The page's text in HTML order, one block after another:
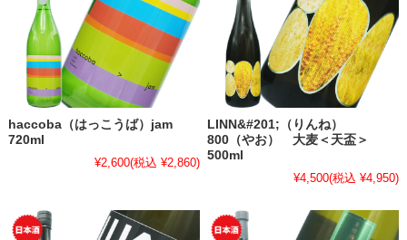
haccoba（はっこうば）jam
720ml
¥2,600(税込 ¥2,860)
LINN&#201;（りんね）
800（やお） 大麦＜天盃＞
500ml
¥4,500(税込 ¥4,950)